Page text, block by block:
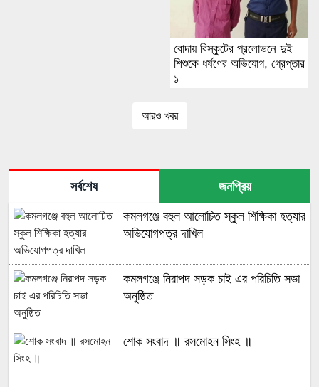
বোদায় বিস্কুটের প্রলোভনে দুই
শিশুকে ধর্ষণের অভিযোগ, গ্রেপ্তার
১
আরও খবর
সর্বশেষ জনপ্রিয়
কমলগঞ্জে বহুল আলোচিত স্কুল শিক্ষিকা হত্যার
অভিযোগপত্র দাখিল
কমলগঞ্জে নিরাপদ সড়ক চাই এর পরিচিতি সভা
অনুষ্ঠিত
শোক সংবাদ ॥ রসমোহন সিংহ ॥